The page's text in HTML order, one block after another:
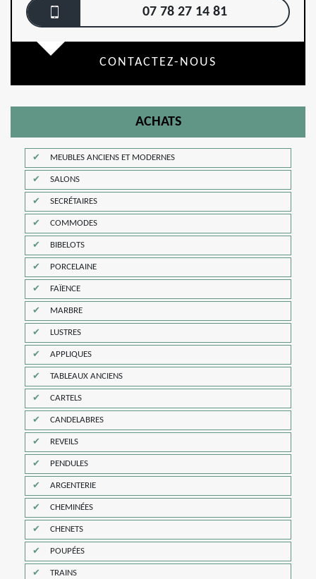
07 78 27 14 81
CONTACTEZ-NOUS
ACHATS
MEUBLES ANCIENS ET MODERNES
SALONS
SECRÉTAIRES
COMMODES
BIBELOTS
PORCELAINE
FAÏENCE
MARBRE
LUSTRES
APPLIQUES
TABLEAUX ANCIENS
CARTELS
CANDELABRES
REVEILS
PENDULES
ARGENTERIE
CHEMINÉES
CHENETS
POUPÉES
TRAINS